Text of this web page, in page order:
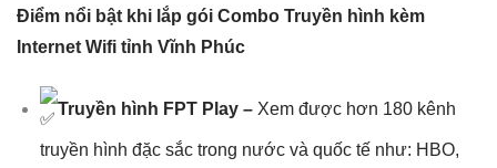
Điểm nổi bật khi lắp gói Combo Truyền hình kèm
Internet Wifi tỉnh Vĩnh Phúc
Truyền hình FPT Play – Xem được hơn 180 kênh
truyền hình đặc sắc trong nước và quốc tế như: HBO,